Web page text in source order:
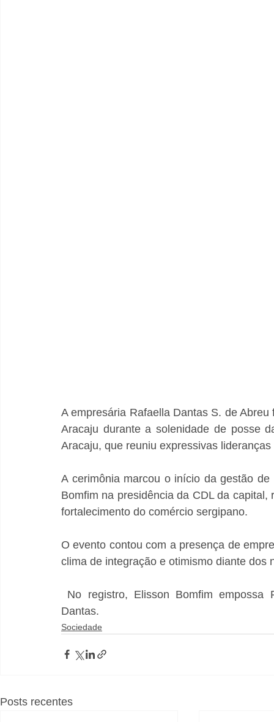
A empresária Rafaella Dantas S. de
Aracaju durante a solenidade de posse
Aracaju, que reuniu expressivas
A cerimônia marcou o início da gestão
Bomfim na presidência da CDL da
fortalecimento do comércio sergipano.
O evento contou com a presença de
clima de integração e otimismo diante dos
Dantas.
Sociedade
Posts recentes